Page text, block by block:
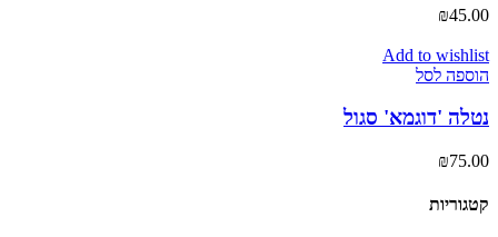
₪45.00
Add to wishlist
הוספה לסל
נטלה 'דוגמא' סגול
₪75.00
קטגוריות